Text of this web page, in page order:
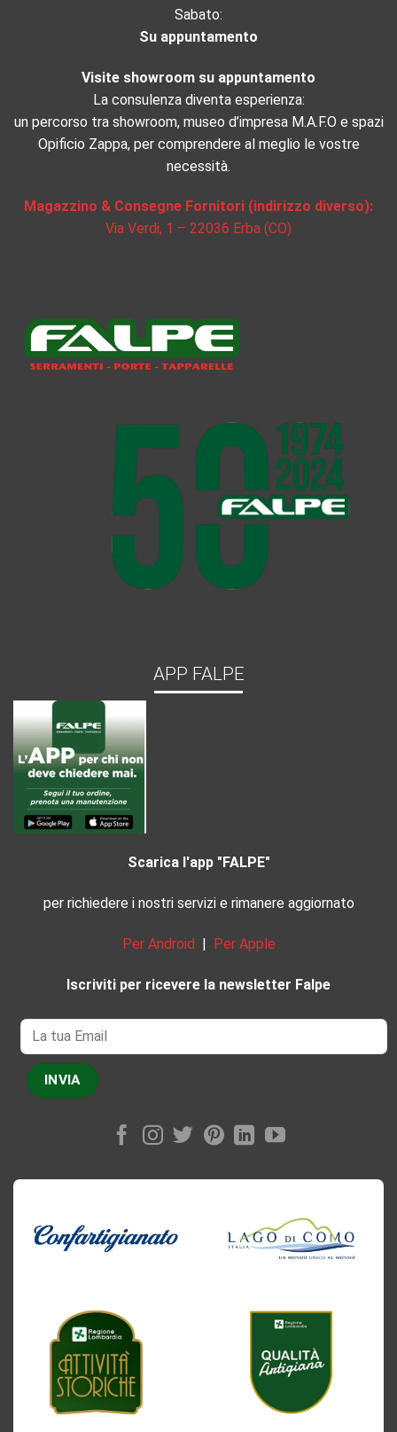
Sabato:
Su appuntamento
Visite showroom su appuntamento
La consulenza diventa esperienza:
un percorso tra showroom, museo d’impresa M.A.F.O e spazi
Opificio Zappa, per comprendere al meglio le vostre
necessità.
Magazzino & Consegne Fornitori (indirizzo diverso):
Via Verdi, 1 – 22036 Erba (CO)
APP FALPE
Scarica l'app "FALPE"
per richiedere i nostri servizi e rimanere aggiornato
Per Android | Per Apple
Iscriviti per ricevere la newsletter Falpe